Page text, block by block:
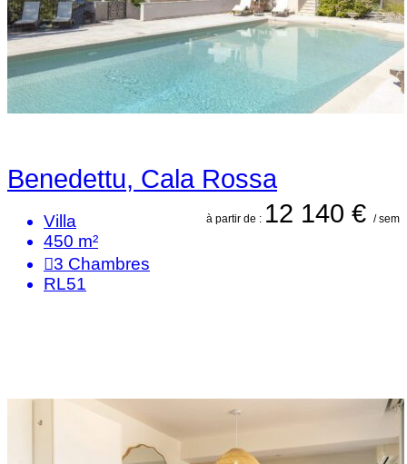
Benedettu, Cala Rossa
à partir de : 12 140 € / sem
Villa
450 m²
3 Chambres
RL51